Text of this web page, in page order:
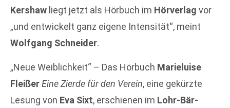
Kershaw liegt jetzt als Hörbuch im Hörverlag vor
„und entwickelt ganz eigene Intensität“, meint
Wolfgang Schneider.
„Neue Weiblichkeit“ – Das Hörbuch Marieluise
FleißerEine Zierde für den Verein, eine gekürzte
Lesung von Eva Sixt, erschienen im Lohr-Bär-